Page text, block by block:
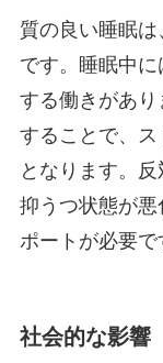
質の良い睡眠
です。睡眠中
する働きがあ
することで、
となります。
抑うつ状態が
ポートが必要で
社会的な影響